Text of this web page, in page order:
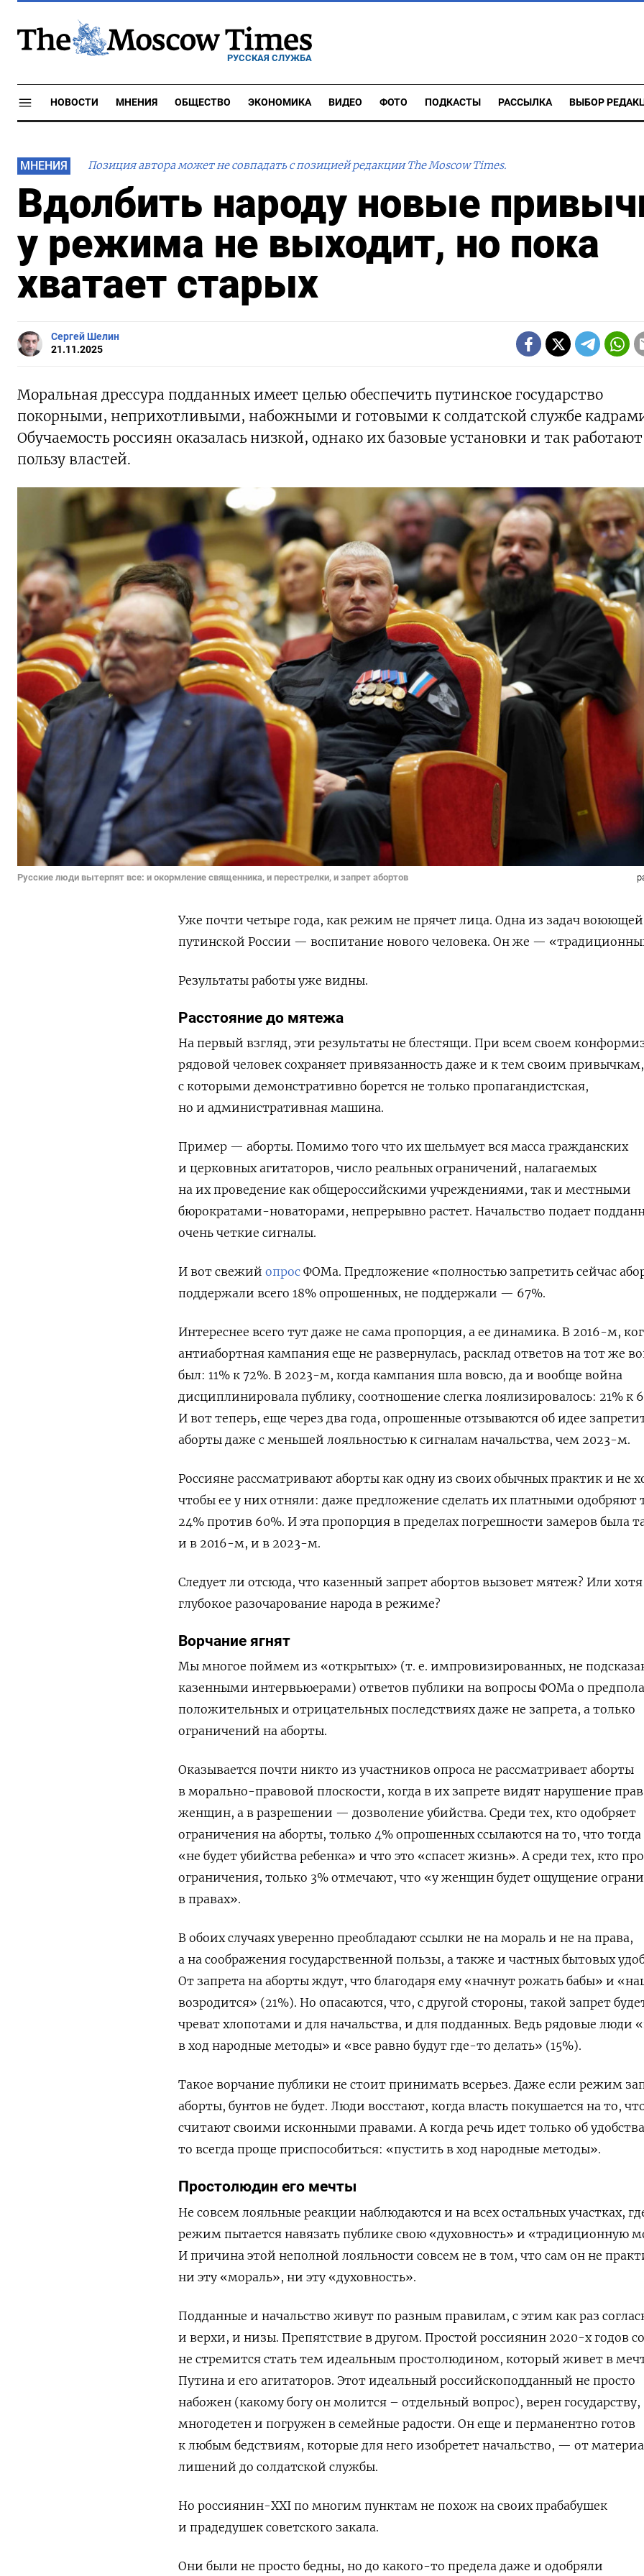
РУССКАЯ СЛУЖБА
НОВОСТИ МНЕНИЯ ОБЩЕСТВО ЭКОНОМИКА ВИДЕО ФОТО ПОДКАСТЫ РАССЫЛКА ВЫБОР
МНЕНИЯ Позиция автора может не совпадать с позицией редакции The Moscow Times.
Вдолбить народу новые
у режима не выходит, но пока
хватает старых
Сергей Шелин
21.11.2025
Моральная дрессура подданных имеет целью обеспечить путинское государство
покорными, неприхотливыми, набожными и готовыми к солдатской службе
Обучаемость россиян оказалась низкой, однако их базовые установки и так
пользу властей.
Русские люди вытерпят все: и окормление священника, и перестрелки, и запрет абортов
Уже почти четыре года, как режим не прячет лица. Одна из задач воюющей
путинской России — воспитание нового человека. Он же —
Результаты работы уже видны.
Расстояние до мятежа
На первый взгляд, эти результаты не блестящи. При всем своем
рядовой человек сохраняет привязанность даже и к тем своим привычкам,
с которыми демонстративно борется не только пропагандистская,
но и административная машина.
Пример — аборты. Помимо того что их шельмует вся масса гражданских
и церковных агитаторов, число реальных ограничений, налагаемых
на их проведение как общероссийскими учреждениями, так и местными
бюрократами-новаторами, непрерывно растет. Начальство подает
очень четкие сигналы.
И вот свежий опрос ФОМа. Предложение «полностью запретить сейчас
поддержали всего 18% опрошенных, не поддержали — 67%.
Интереснее всего тут даже не сама пропорция, а ее динамика. В 2016-м,
антиабортная кампания еще не развернулась, расклад ответов на тот же
был: 11% к 72%. В 2023-м, когда кампания шла вовсю, да и вообще война
дисциплинировала публику, соотношение слегка лоялизировалось: 21% к
И вот теперь, еще через два года, опрошенные отзываются об идее
аборты даже с меньшей лояльностью к сигналам начальства, чем 2023-м.
Россияне рассматривают аборты как одну из своих обычных практик и не
чтобы ее у них отняли: даже предложение сделать их платными одобряют
24% против 60%. И эта пропорция в пределах погрешности замеров была
и в 2016-м, и в 2023-м.
Следует ли отсюда, что казенный запрет абортов вызовет мятеж? Или
глубокое разочарование народа в режиме?
Ворчание ягнят
Мы многое поймем из «открытых» (т. е. импровизированных, не
казенными интервьюерами) ответов публики на вопросы ФОМа о
положительных и отрицательных последствиях даже не запрета, а только
ограничений на аборты.
Оказывается почти никто из участников опроса не рассматривает аборты
в морально-правовой плоскости, когда в их запрете видят нарушение прав
женщин, а в разрешении — дозволение убийства. Среди тех, кто одобряет
ограничения на аборты, только 4% опрошенных ссылаются на то, что тогда
«не будет убийства ребенка» и что это «спасет жизнь». А среди тех, кто
ограничения, только 3% отмечают, что «у женщин будет ощущение
в правах».
В обоих случаях уверенно преобладают ссылки не на мораль и не на права,
а на соображения государственной пользы, а также и частных бытовых
От запрета на аборты ждут, что благодаря ему «начнут рожать бабы» и
возродится» (21%). Но опасаются, что, с другой стороны, такой запрет
чреват хлопотами и для начальства, и для подданных. Ведь рядовые люди
в ход народные методы» и «все равно будут где-то делать» (15%).
Такое ворчание публики не стоит принимать всерьез. Даже если режим
аборты, бунтов не будет. Люди восстают, когда власть покушается на то,
считают своими исконными правами. А когда речь идет только об
то всегда проще приспособиться: «пустить в ход народные методы».
Простолюдин его мечты
Не совсем лояльные реакции наблюдаются и на всех остальных участках,
режим пытается навязать публике свою «духовность» и «традиционную
И причина этой неполной лояльности совсем не в том, что сам он не
ни эту «мораль», ни эту «духовность».
Подданные и начальство живут по разным правилам, с этим как раз
и верхи, и низы. Препятствие в другом. Простой россиянин 2020-х годов
не стремится стать тем идеальным простолюдином, который живет в
Путина и его агитаторов. Этот идеальный российскоподданный не просто
набожен (какому богу он молится – отдельный вопрос), верен государству,
многодетен и погружен в семейные радости. Он еще и перманентно готов
к любым бедствиям, которые для него изобретет начальство, — от
лишений до солдатской службы.
Но россиянин-XXI по многим пунктам не похож на своих прабабушек
и прадедушек советского закала.
Они были не просто бедны, но до какого-то предела даже и одобряли